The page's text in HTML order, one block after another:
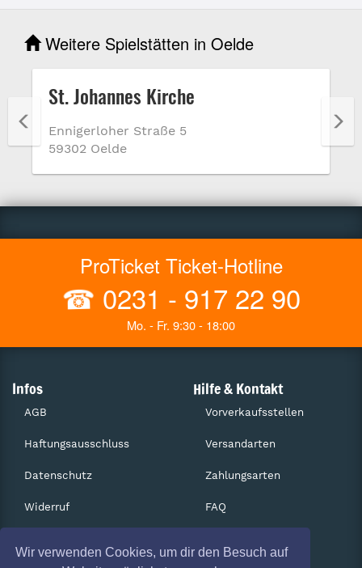
Wir verwenden Cookies, um dir den Besuch auf
Weitere Spielstätten in Oelde
St. Johannes Kirche
Ennigerloher Straße 5
59302 Oelde
ProTicket Ticket-Hotline
☎ 0231 - 917 22 90
Mo. - Fr. 9:30 - 18:00
Infos
AGB
Haftungsausschluss
Datenschutz
Widerruf
Hilfe & Kontakt
Vorverkaufsstellen
Versandarten
Zahlungsarten
FAQ
Services